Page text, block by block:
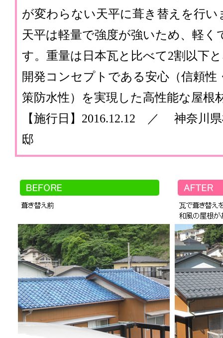
が変わらない天平に葺き替えを行い
天平は軽量で強度が強いため、軽く
す。重量は日本瓦と比べて2割以下
開発コンセプトである安心（信頼性
策防水性）を実現した高性能な屋根
【施行日】2016.12.12 ／ 神奈川
邸